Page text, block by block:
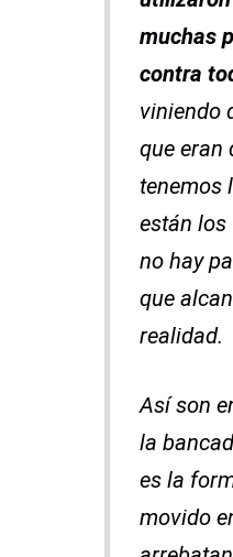
muchas
contra
viniendo
que eran
tenemos
están los
no hay
que
realidad.
Así son
la
es la
movido